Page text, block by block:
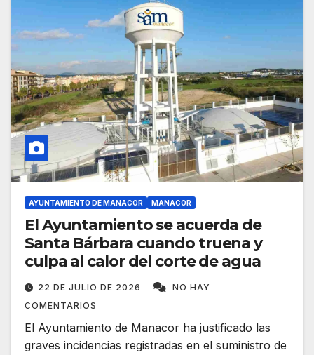
AYUNTAMIENTO DE MANACOR MANACOR
El Ayuntamiento se acuerda de
Santa Bárbara cuando truena y
culpa al calor del corte de agua
22 DE JULIO DE 2026
NO HAY
COMENTARIOS
El Ayuntamiento de Manacor ha justificado las
graves incidencias registradas en el suministro de